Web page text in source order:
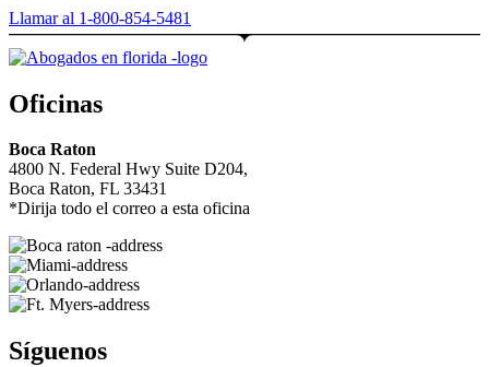
Llamar al 1-800-854-5481
Oficinas
Boca Raton
4800 N. Federal Hwy Suite D204,
Boca Raton, FL 33431
*Dirija todo el correo a esta oficina
Síguenos